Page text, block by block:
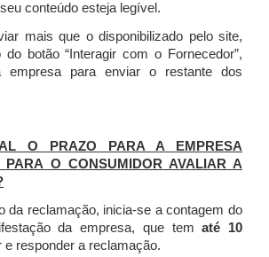
conteúdo esteja legível.
mais que o disponibilizado pelo site,
botão “Interagir com o Fornecedor”,
empresa para enviar o restante dos
O PRAZO PARA A EMPRESA
PARA O CONSUMIDOR AVALIAR A
da reclamação, inicia-se a contagem do
da empresa, que tematé 10
e responder a reclamação.